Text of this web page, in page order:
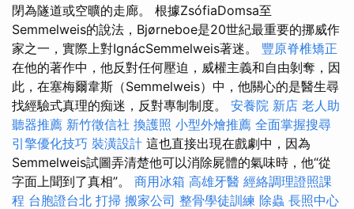
閉為隧道或空曠的走廊。 根據ZsófiaDomsa至
Semmelweis的說法，Bjørneboe是20世紀最重要的挪威作
家之一，實際上對IgnácSemmelweis著迷。 豐原脊椎矯正
在他的著作中，他反對任何壓迫，威權主義和自由剝奪，因
此，在塞梅爾韋斯（Semmelweis）中，他關心的是醫生尋
找經驗式真理的痴迷，反對專制制度。 安養院 新店 老人助
聽器推薦 新竹徵信社 換護照 小型外燴推薦 全面掌握搜尋
引擎優化技巧 裝潢設計 這也直接出現在戲劇中，因為
Semmelweis試圖弄清楚他可以消除屍體的氣味時，他“從
字面上聞到了真相”。 商用冰箱 高雄牙醫 經絡調理證照課
程 台胞證台北 打掃 搬家公司 整骨學徒訓練 除蟲 長照中心